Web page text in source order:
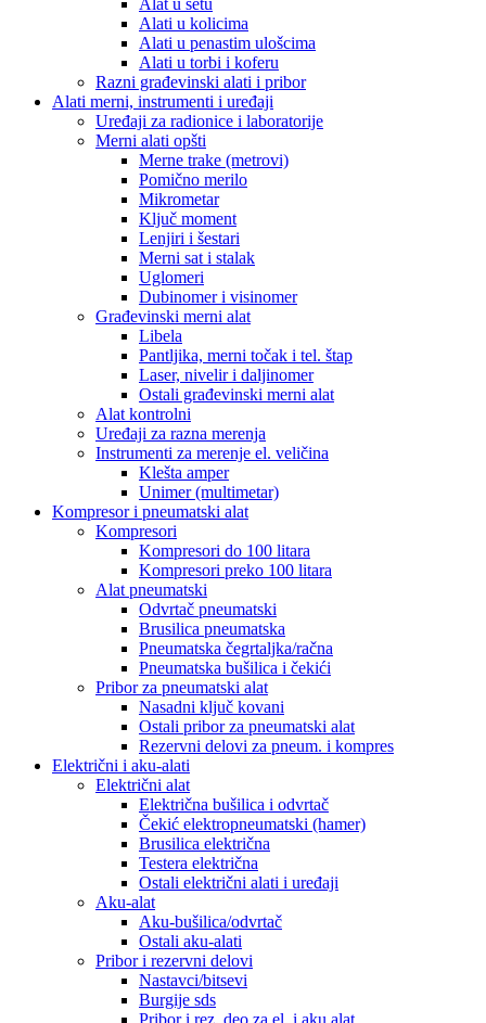
Alat u setu
Alati u kolicima
Alati u penastim ulošcima
Alati u torbi i koferu
Razni građevinski alati i pribor
Alati merni, instrumenti i uređaji
Uređaji za radionice i laboratorije
Merni alati opšti
Merne trake (metrovi)
Pomično merilo
Mikrometar
Ključ moment
Lenjiri i šestari
Merni sat i stalak
Uglomeri
Dubinomer i visinomer
Građevinski merni alat
Libela
Pantljika, merni točak i tel. štap
Laser, nivelir i daljinomer
Ostali građevinski merni alat
Alat kontrolni
Uređaji za razna merenja
Instrumenti za merenje el. veličina
Klešta amper
Unimer (multimetar)
Kompresor i pneumatski alat
Kompresori
Kompresori do 100 litara
Kompresori preko 100 litara
Alat pneumatski
Odvrtač pneumatski
Brusilica pneumatska
Pneumatska čegrtaljka/račna
Pneumatska bušilica i čekići
Pribor za pneumatski alat
Nasadni ključ kovani
Ostali pribor za pneumatski alat
Rezervni delovi za pneum. i kompres
Električni i aku-alati
Električni alat
Električna bušilica i odvrtač
Čekić elektropneumatski (hamer)
Brusilica električna
Testera električna
Ostali električni alati i uređaji
Aku-alat
Aku-bušilica/odvrtač
Ostali aku-alati
Pribor i rezervni delovi
Nastavci/bitsevi
Burgije sds
Pribor i rez. deo za el. i aku alat